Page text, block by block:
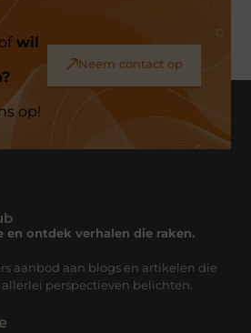
wil
op!
Neem contact op
en ontdek verhalen die raken.
aanbod aan blogs en artikelen die
perspectieven belichten.